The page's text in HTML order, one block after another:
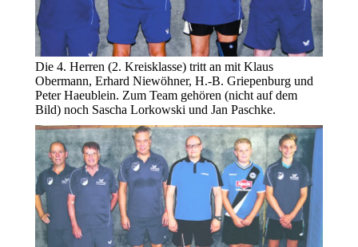
Die 4. Herren (2. Kreisklasse) tritt an mit Klaus
Obermann, Erhard Niewöhner, H.-B. Griepenburg und
Peter Haeublein. Zum Team gehören (nicht auf dem
Bild) noch Sascha Lorkowski und Jan Paschke.